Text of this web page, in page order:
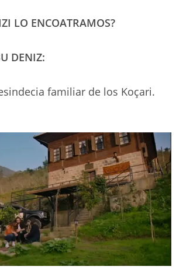
LO ENCOATRAMOS?
DENIZ:
familiar de los Koçari.